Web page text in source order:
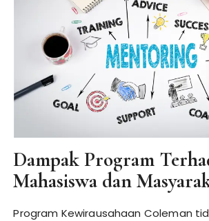
Dampak Program
Mahasiswa dan
Program Kewirausahaan Coleman